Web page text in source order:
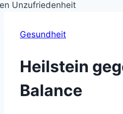
Gesundheit
Heilstein
Balance